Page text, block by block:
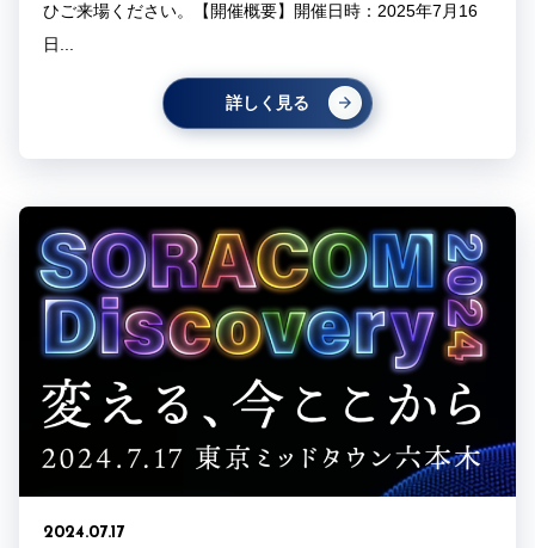
ひご来場ください。【開催概要】開催日時：2025年7月16
日...
詳しく見る
2024.07.17